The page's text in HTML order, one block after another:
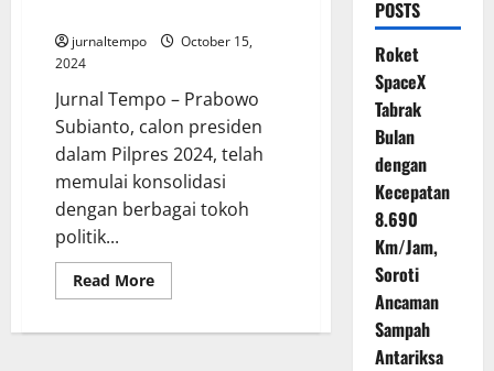
jurnaltempo
October 15,
2024
Jurnal Tempo – Prabowo
Subianto, calon presiden
dalam Pilpres 2024, telah
memulai konsolidasi
dengan berbagai tokoh
politik...
Read MoreRead
more
Menteri
POSTS
Roket
SpaceX
Tabrak
Bulan
dengan
Kecepatan
8.690
Km/Jam,
Soroti
Ancaman
Sampah
Antariksa